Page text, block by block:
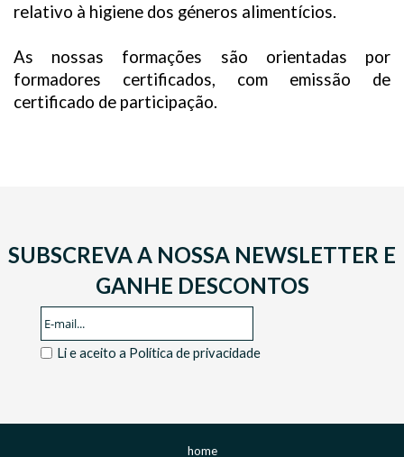
relativo à higiene dos géneros alimentícios.
As nossas formações são orientadas por
formadores certificados, com emissão de
certificado de participação.
SUBSCREVA A NOSSA NEWSLETTER E
GANHE DESCONTOS
Li e aceito a Política de privacidade
home